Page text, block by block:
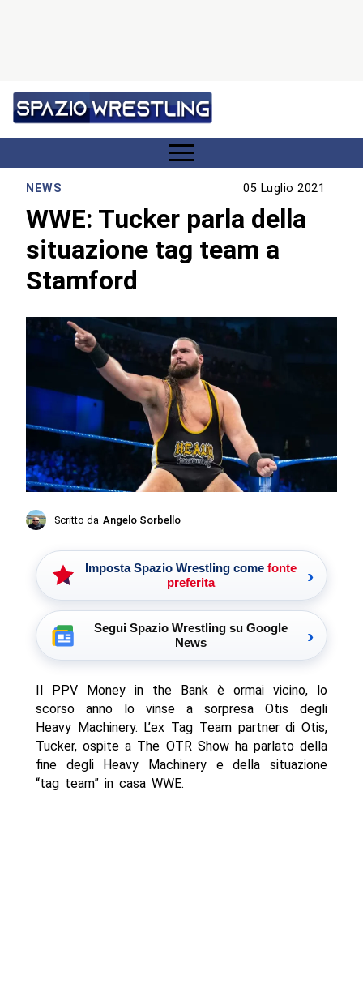
NEWS 05 Luglio 2021
WWE: Tucker parla della
situazione tag team a
Stamford
Scritto da Angelo Sorbello
Imposta Spazio Wrestling come fonte
preferita
›
Segui Spazio Wrestling su Google
News
›
Il PPV Money in the Bank è ormai vicino, lo
scorso anno lo vinse a sorpresa Otis degli
Heavy Machinery. L’ex Tag Team partner di Otis,
Tucker, ospite a The OTR Show ha parlato della
fine degli Heavy Machinery e della situazione
“tag team” in casa WWE.